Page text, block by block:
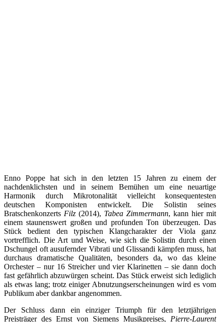
Enno Poppe hat sich in den letzten 15 Jahren zu einem der
nachdenklichsten und in seinem Bemühen um eine neuartige
Harmonik durch Mikrotonalität vielleicht konsequentesten
deutschen Komponisten entwickelt. Die Solistin seines
Bratschenkonzerts Filz (2014), Tabea Zimmermann, kann hier mit
einem staunenswert großen und profunden Ton überzeugen. Das
Stück bedient den typischen Klangcharakter der Viola ganz
vortrefflich. Die Art und Weise, wie sich die Solistin durch einen
Dschungel oft ausufernder Vibrati und Glissandi kämpfen muss, hat
durchaus dramatische Qualitäten, besonders da, wo das kleine
Orchester – nur 16 Streicher und vier Klarinetten – sie dann doch
fast gefährlich abzuwürgen scheint. Das Stück erweist sich lediglich
als etwas lang; trotz einiger Abnutzungserscheinungen wird es vom
Publikum aber dankbar angenommen.
Der Schluss dann ein einziger Triumph für den letztjährigen
Preisträger des Ernst von Siemens Musikpreises, Pierre-Laurent